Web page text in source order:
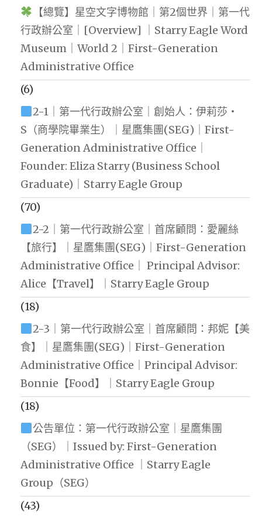
【總覽】星空文字博物館｜第2個世界｜第一代
行政辦公室｜[Overview] ｜Starry Eagle Word
Museum｜World 2｜First-Generation
Administrative Office
(6)
2-1｜第一代行政辦公室｜創始人：伊莉莎・
S（商學院畢業生）｜星鷹集團(SEG)｜First-
Generation Administrative Office｜
Founder: Eliza Starry (Business School
Graduate)｜Starry Eagle Group
(70)
2-2｜第一代行政辦公室｜首席顧問：愛麗絲
【旅行】｜星鷹集團(SEG)｜First-Generation
Administrative Office｜ Principal Advisor:
Alice【Travel】｜Starry Eagle Group
(18)
2-3｜第一代行政辦公室｜首席顧問：邦妮【美
食】｜星鷹集團(SEG)｜First-Generation
Administrative Office｜Principal Advisor:
Bonnie【Food】｜Starry Eagle Group
(18)
公告單位：第一代行政辦公室｜星鷹集團
（SEG）｜Issued by: First-Generation
Administrative Office ｜Starry Eagle
Group（SEG）
(43)